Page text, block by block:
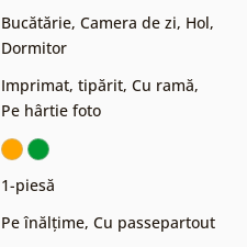
Bucătărie, Camera de zi, Hol,
Dormitor
Imprimat, tipărit, Cu ramă,
Pe hârtie foto
1-piesă
Pe înălțime, Cu passepartout